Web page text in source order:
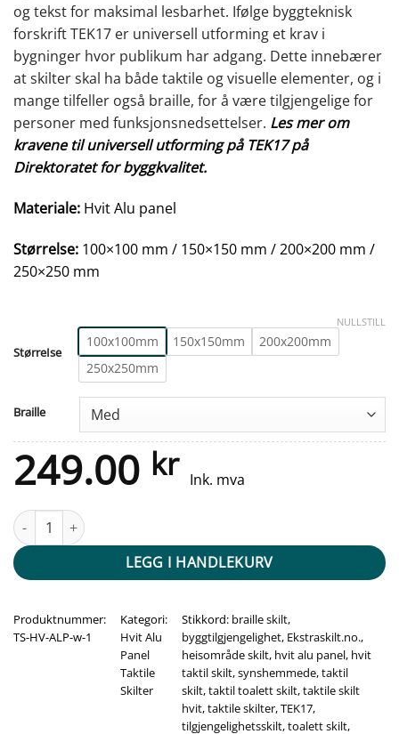
og tekst for maksimal lesbarhet. Ifølge byggteknisk
forskrift TEK17 er universell utforming et krav i
bygninger hvor publikum har adgang. Dette innebærer
at skilter skal ha både taktile og visuelle elementer, og i
mange tilfeller også braille, for å være tilgjengelige for
personer med funksjonsnedsettelser. Les mer om
kravene til universell utforming på TEK17 på
Direktoratet for byggkvalitet.
Materiale: Hvit Alu panel
Størrelse: 100×100 mm / 150×150 mm / 200×200 mm /
250×250 mm
StørreIse
100x100mm 150x150mm
200x200mm
250x250mm
Braille
NULLSTILL
249.00 kr Ink. mva
Taktile skilt - Herretoalett - Hvit Alu Panel antall
LEGG I HANDLEKURV
Produktnummer:
TS-HV-ALP-w-1
Kategori:
Hvit Alu
Panel
Taktile
Skilter
Stikkord: braille skilt,
byggtilgjengelighet, Ekstraskilt.no.,
heisområde skilt, hvit alu panel, hvit
taktil skilt,synshemmede,taktil
skilt,taktil toalett skilt,taktile skilt
hvit,taktile skilter,TEK17,
tilgjengelighetsskilt,toalett skilt,